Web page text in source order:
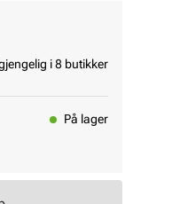
i 8 butikker
På lager